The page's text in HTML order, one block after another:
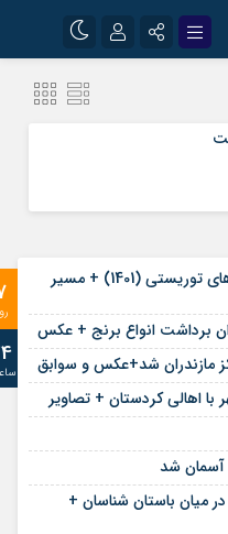
نقشه گردشگری مازندران و جاذبه های توریستی (1401) + مسیر
برداشت انواع برنج + عکس
مازندران شد+عکس و سوابق
آسمان شد
میان باستان شناسان +